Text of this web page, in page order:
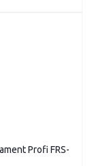
Profi FRS-